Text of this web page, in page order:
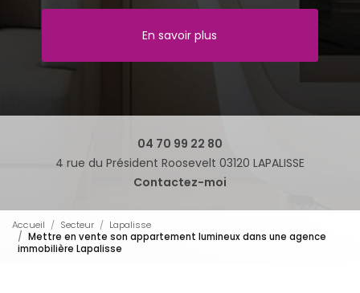
En savoir plus
04 70 99 22 80
4 rue du Président Roosevelt 03120 LAPALISSE
Contactez-moi
Accueil Secteur
Lapalisse
Mettre en vente son appartement lumineux dans une agence
immobilière Lapalisse